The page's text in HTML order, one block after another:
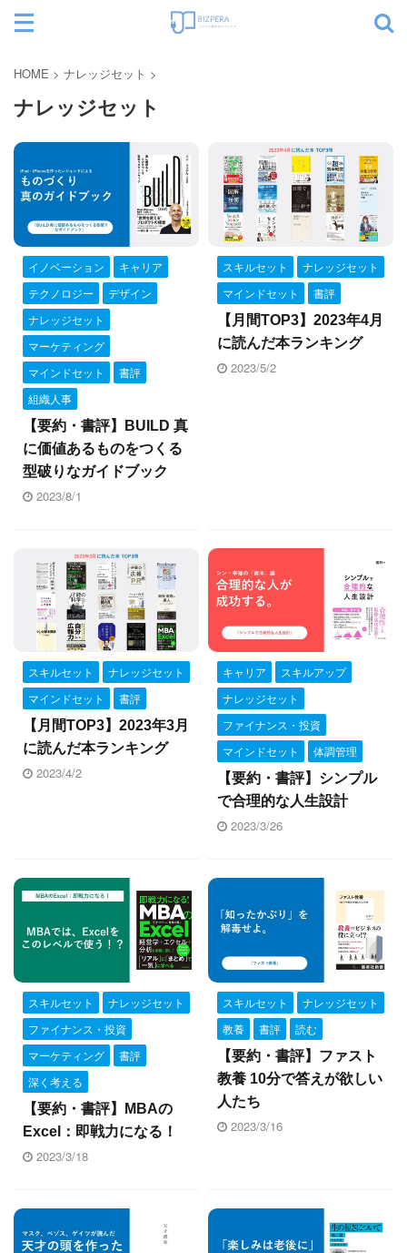
カテゴリー
Yusuke Motoyama
外資系コンサルティング会社を経て、経営大
学院に勤務。年間300冊読むなかで、絶対に
オススメできる本だけを厳選して紹介しま
Books&Apps（https://blog.tinect.jp/）にもた
まに寄稿しています。Amazonアソシエイト
プログラム参加中。 執筆など仕事のご依頼
は、問い合わせフォームにてご連絡くださ
い。
HOME > ナレッジセット >
ナレッジセット
イノベーション
キャリア
テクノロジー
デザイン
ナレッジセット
マーケティング
マインドセット
書評
組織人事
【要約・書評】BUILD 真
に価値あるものをつくる
型破りなガイドブック
2023/8/1
スキルセット
ナレッジセット
マインドセット
書評
【月間TOP3】2023年4月
に読んだ本ランキング
2023/5/2
スキルセット
ナレッジセット
マインドセット
書評
【月間TOP3】2023年3月
に読んだ本ランキング
2023/4/2
キャリア
スキルアップ
ナレッジセット
ファイナンス・投資
マインドセット
体調管理
【要約・書評】シンプル
で合理的な人生設計
2023/3/26
スキルセット
ナレッジセット
ファイナンス・投資
マーケティング
書評
深く考える
【要約・書評】MBAの
Excel：即戦力になる！
2023/3/18
スキルセット
ナレッジセット
教養
書評
読む
【要約・書評】ファスト
教養 10分で答えが欲しい
人たち
2023/3/16